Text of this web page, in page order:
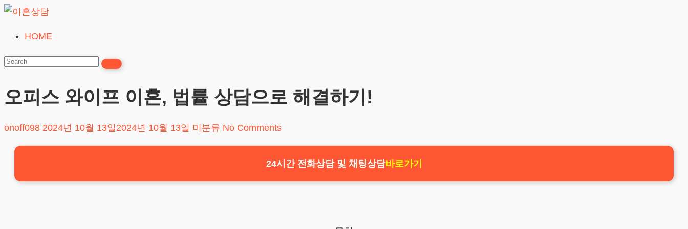
Skip
content
혼
담
HOME
오피스 와이프 이혼, 법률 상담으로 해결하기!
onoff098 2024년 10월 13일 2024년 10월 13일 미분류 No Comments
24시간 전화상담 및 채팅상담바로가기